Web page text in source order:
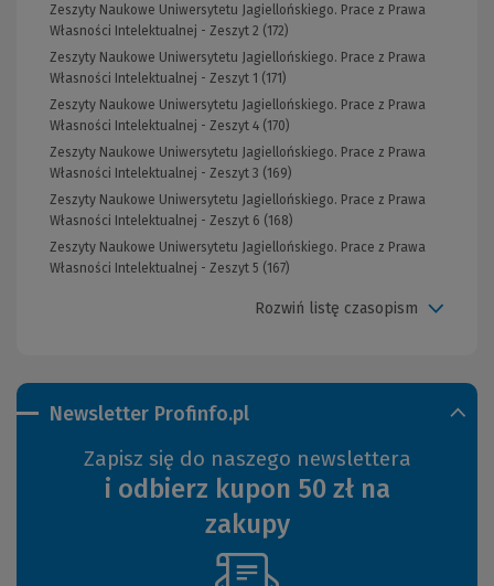
Newsletter Profinfo.pl
Zapisz się do naszego newslettera
i odbierz kupon 50 zł na
zakupy
Zeszyty Naukowe Uniwersytetu Jagiellońskiego. Prace z Prawa
Własności Intelektualnej - Zeszyt 2 (172)
Zeszyty Naukowe Uniwersytetu Jagiellońskiego. Prace z Prawa
Własności Intelektualnej - Zeszyt 1 (171)
Zeszyty Naukowe Uniwersytetu Jagiellońskiego. Prace z Prawa
Własności Intelektualnej - Zeszyt 4 (170)
Zeszyty Naukowe Uniwersytetu Jagiellońskiego. Prace z Prawa
Własności Intelektualnej - Zeszyt 3 (169)
Zeszyty Naukowe Uniwersytetu Jagiellońskiego. Prace z Prawa
Własności Intelektualnej - Zeszyt 6 (168)
Zeszyty Naukowe Uniwersytetu Jagiellońskiego. Prace z Prawa
Własności Intelektualnej - Zeszyt 5 (167)
Rozwiń listę czasopism